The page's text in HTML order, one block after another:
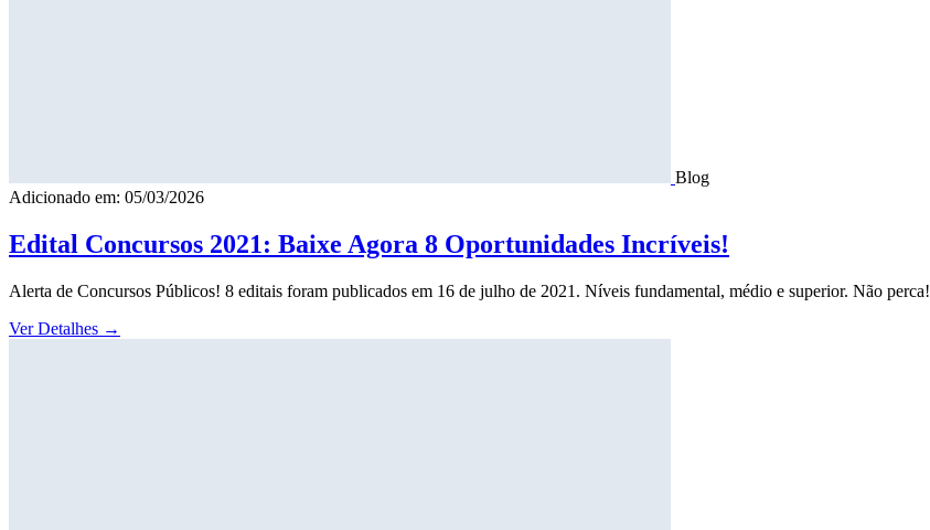
Blog
Adicionado em: 05/03/2026
Edital Concursos 2021: Baixe Agora 8 Oportunidades Incríveis!
Alerta de Concursos Públicos! 8 editais foram publicados em 16 de julho de 2021. Níveis fundamental, médio e superior. Não perca!
Ver Detalhes →